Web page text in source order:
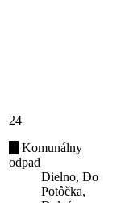
24
Komunálny
odpad
Dielno, Do
Potôčka,